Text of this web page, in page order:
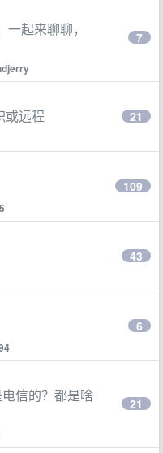
起来聊聊，
7
或远程 21
109
43
6
信的？都是啥
21